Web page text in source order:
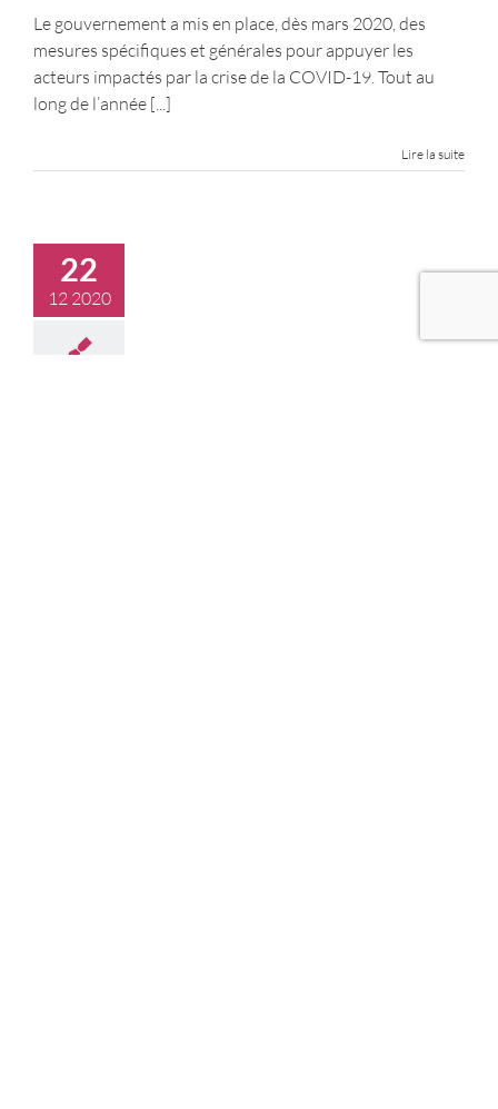
Le gouvernement a mis en place, dès mars 2020, des
mesures spécifiques et générales pour appuyer les
acteurs impactés par la crise de la COVID-19. Tout au
long de l’année [...]
Lire la suite
22
12 2020